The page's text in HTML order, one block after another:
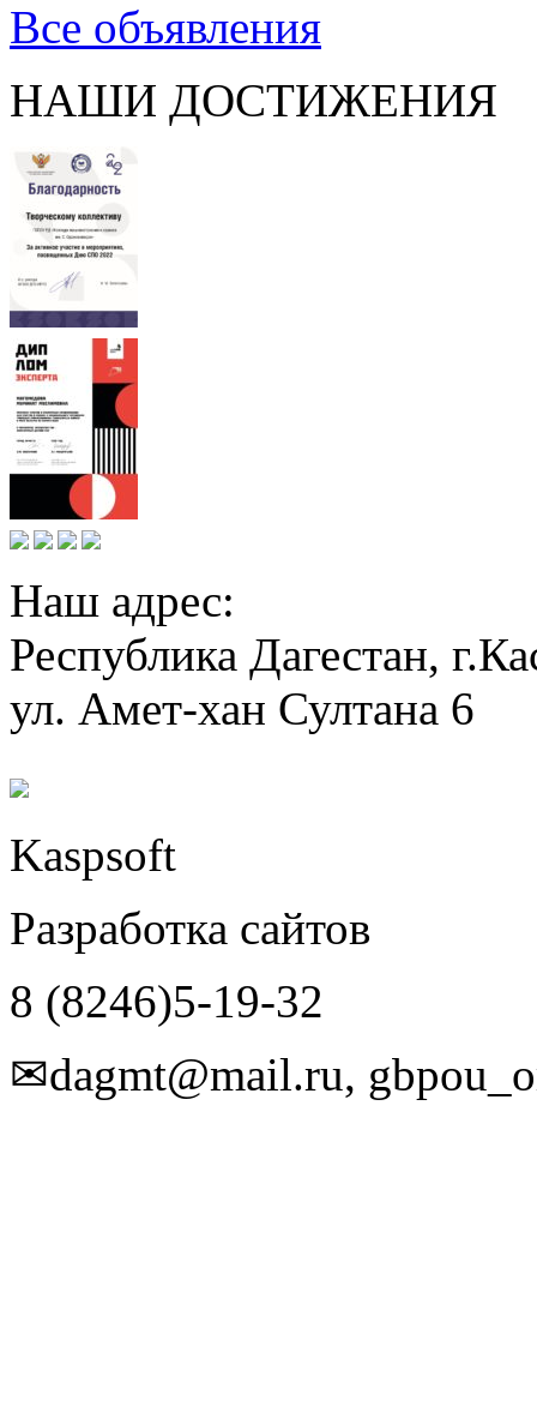
Все объявления
НАШИ ДОСТИЖЕНИЯ
Наш адрес:
Республика Дагестан,
ул. Амет-хан Султана 6
Kaspsoft
Разработка сайтов
8 (8246)5-19-32
✉dagmt@mail.ru,